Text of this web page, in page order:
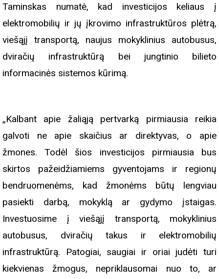
Taminskas numatė, kad investicijos keliaus į
elektromobilių ir jų įkrovimo infrastruktūros plėtrą,
viešąjį transportą, naujus mokyklinius autobusus,
dviračių infrastruktūrą bei jungtinio bilieto
informacinės sistemos kūrimą.
„Kalbant apie žaliąją pertvarką pirmiausia reikia
galvoti ne apie skaičius ar direktyvas, o apie
žmones. Todėl šios investicijos pirmiausia bus
skirtos pažeidžiamiems gyventojams ir regionų
bendruomenėms, kad žmonėms būtų lengviau
pasiekti darbą, mokyklą ar gydymo įstaigas.
Investuosime į viešąjį transportą, mokyklinius
autobusus, dviračių takus ir elektromobilių
infrastruktūrą. Patogiai, saugiai ir oriai judėti turi
kiekvienas žmogus, nepriklausomai nuo to, ar